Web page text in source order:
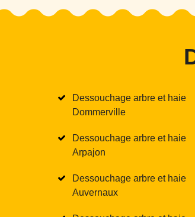
Dessouchage arbre et haie
Dommerville
Dessouchage arbre et haie
Arpajon
Dessouchage arbre et haie
Auvernaux